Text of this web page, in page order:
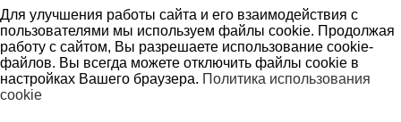
Для улучшения работы сайта и его взаимодействия с
пользователями мы используем файлы cookie. Продолжая
работу с сайтом, Вы разрешаете использование cookie-
файлов. Вы всегда можете отключить файлы cookie в
настройках Вашего браузера. Политика использования
cookie